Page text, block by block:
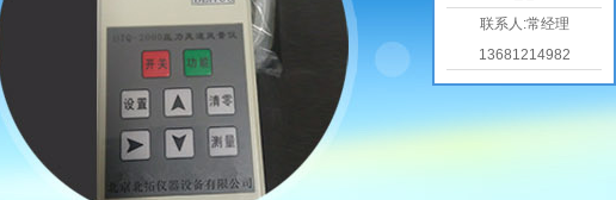
联系人:常经理
13681214982